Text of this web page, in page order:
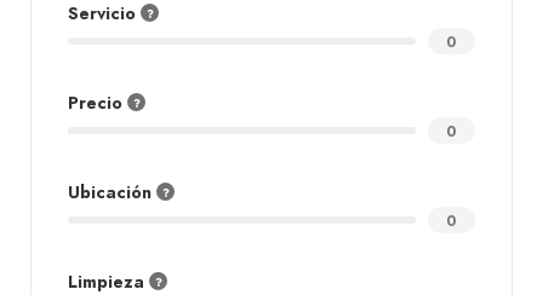
Servicio
0
Precio
0
Ubicación
0
Limpieza